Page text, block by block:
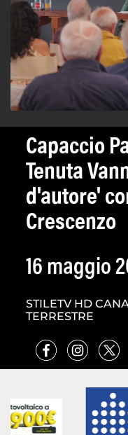
Capaccio
Tenuta
d'autore'
Crescenzo
16 maggio
STILETV HD
TERRESTRE